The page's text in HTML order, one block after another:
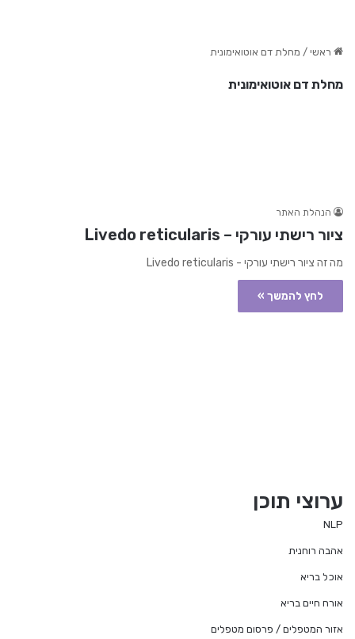
ראשי / מחלת דם אוטואימונית
מחלת דם אוטואימונית
הנהלת האתר
ציור רישתי עורקי – Livedo reticularis
מה זה ציור רישתי עורקי - Livedo reticularis
לחץ להמשך »
ערוצי תוכן
NLP
אהבה רוחנית
אוכל בריא
אורח חיים בריא
אזור המטפלים / פרסום מטפלים